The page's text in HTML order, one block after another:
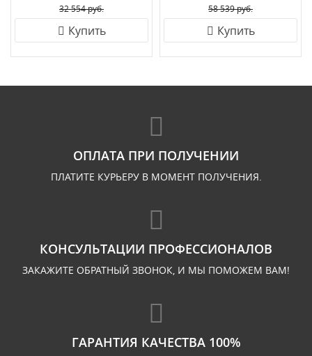
32 554 руб.
Купить
58 539 руб.
Купить
ОПЛАТА ПРИ ПОЛУЧЕНИИ
ПЛАТИТЕ КУРЬЕРУ В МОМЕНТ ПОЛУЧЕНИЯ.
КОНСУЛЬТАЦИИ ПРОФЕССИОНАЛОВ
ЗАКАЖИТЕ ОБРАТНЫЙ ЗВОНОК, И МЫ ПОМОЖЕМ ВАМ!
ГАРАНТИЯ КАЧЕСТВА 100%